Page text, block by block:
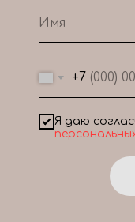
+7
Я даю